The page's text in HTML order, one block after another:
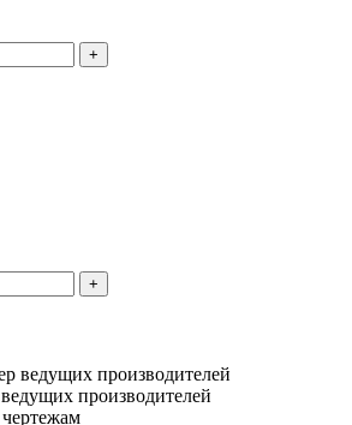
+
+
ведущих производителей